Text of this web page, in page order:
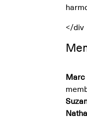
</div
Marc